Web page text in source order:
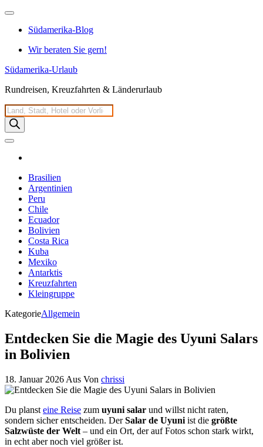
Zum
springenSüdamerika-Blog
Wir beraten Sie gern!
Südamerika-Urlaub
Rundreisen, Kreuzfahrten & Länderurlaub
Products
search
Brasilien
Argentinien
Peru
Chile
Ecuador
Bolivien
Costa Rica
Kuba
Mexiko
Antarktis
Kreuzfahrten
Kleingruppe
KategorieAllgemein
Entdecken Sie die Magie des Uyuni Salars
in Bolivien
18. Januar 2026 Aus Von chrissi
Du planst eine Reise zum uyuni salar und willst nicht raten,
sondern sicher entscheiden. DerSalar de Uyuni ist die größte
Salzwüste der Welt – und ein Ort, der auf Fotos schon stark wirkt,
in echt aber noch viel größer ist.